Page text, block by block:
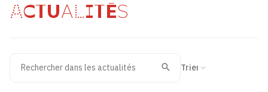
ACTUALITÉS
Recherche
Valider